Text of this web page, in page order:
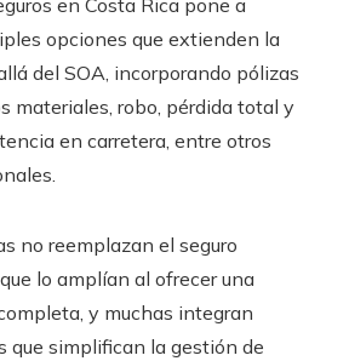
en Costa Rica pone a
opciones que extienden la
del SOA, incorporando pólizas
materiales, robo, pérdida total y
en carretera, entre otros
no reemplazan el seguro
lo amplían al ofrecer una
y muchas integran
que simplifican la gestión de